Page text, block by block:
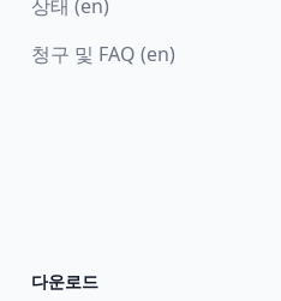
상태 (en)
청구 및 FAQ (en)
다운로드